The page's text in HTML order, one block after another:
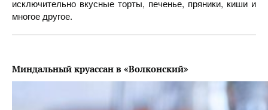
исключительно вкусные торты, печенье, пряники, киши и
многое другое.
Миндальный круассан в «Волконский»